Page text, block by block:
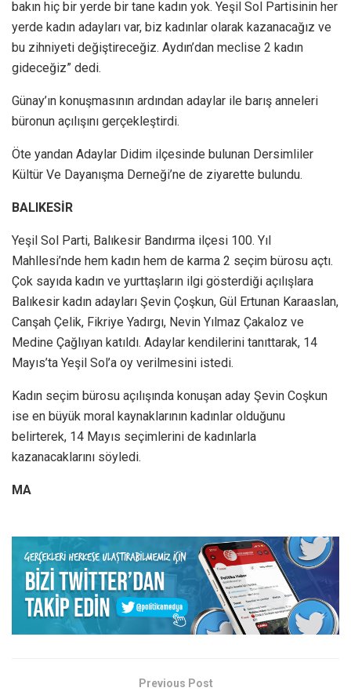
bakın hiç bir yerde bir tane kadın yok. Yeşil Sol Partisinin her
yerde kadın adayları var, biz kadınlar olarak kazanacağız ve
bu zihniyeti değiştireceğiz. Aydın’dan meclise 2 kadın
gideceğiz” dedi.
Günay’ın konuşmasının ardından adaylar ile barış anneleri
büronun açılışını gerçekleştirdi.
Öte yandan Adaylar Didim ilçesinde bulunan Dersimliler
Kültür Ve Dayanışma Derneği’ne de ziyarette bulundu.
BALIKESİR
Yeşil Sol Parti, Balıkesir Bandırma ilçesi 100. Yıl
Mahllesi’nde hem kadın hem de karma 2 seçim bürosu açtı.
Çok sayıda kadın ve yurttaşların ilgi gösterdiği açılışlara
Balıkesir kadın adayları Şevin Çoşkun, Gül Ertunan Karaaslan,
Canşah Çelik, Fikriye Yadırgı, Nevin Yılmaz Çakaloz ve
Medine Çağlıyan katıldı. Adaylar kendilerini tanıttarak, 14
Mayıs’ta Yeşil Sol’a oy verilmesini istedi.
Kadın seçim bürosu açılışında konuşan aday Şevin Coşkun
ise en büyük moral kaynaklarının kadınlar olduğunu
belirterek, 14 Mayıs seçimlerini de kadınlarla
kazanacaklarını söyledi.
MA
Previous Post